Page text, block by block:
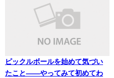
ピックルボールを始めて気づい
たこと——やってみて初めてわ